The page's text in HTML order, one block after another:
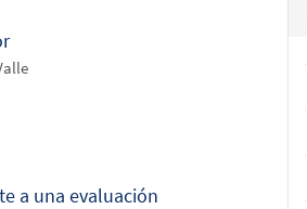
a una evaluación